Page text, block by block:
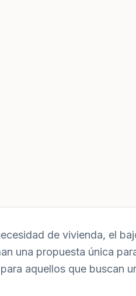
de vivienda, el
una propuesta única
aquellos que buscan